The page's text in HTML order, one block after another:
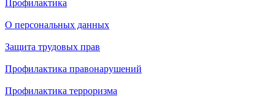
Профилактика
О персональных данных
Защита трудовых прав
Профилактика правонарушений
Профилактика терроризма